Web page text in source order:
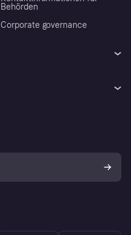
Behörden
Corporate governance
Dein Widerrufsrecht